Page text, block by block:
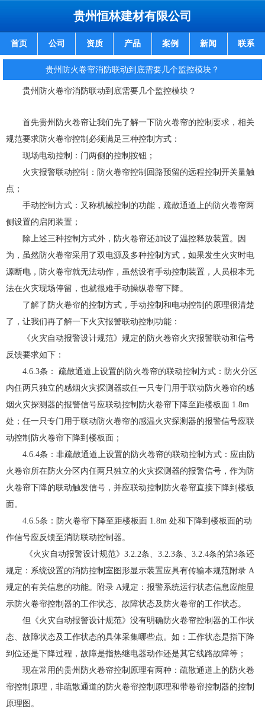
贵州恒林建材有限公司
首页 公司 资质 产品 案例 新闻 联系
贵州防火卷帘消防联动到底需要几个监控模块？
贵州防火卷帘消防联动到底需要几个监控模块？
首先贵州防火卷帘让我们先了解一下防火卷帘的控制要求，相关
规范要求防火卷帘控制必须满足三种控制方式：
现场电动控制：门两侧的控制按钮；
火灾报警联动控制：防火卷帘控制回路预留的远程控制开关量触
点；
手动控制方式：又称机械控制的功能，疏散通道上的防火卷帘两
侧设置的启闭装置；
除上述三种控制方式外，防火卷帘还加设了温控释放装置。因
为，虽然防火卷帘采用了双电源及多种控制方式，如果发生火灾时电
源断电，防火卷帘就无法动作，虽然设有手动控制装置，人员根本无
法在火灾现场停留，也就很难手动操纵卷帘下降。
了解了防火卷帘的控制方式，手动控制和电动控制的原理很清楚
了，让我们再了解一下火灾报警联动控制功能：
《火灾自动报警设计规范》规定的防火卷帘火灾报警联动和信号
反馈要求如下：
4.6.3条： 疏散通道上设置的防火卷帘的联动控制方式：防火分区
内任两只独立的感烟火灾探测器或任一只专门用于联动防火卷帘的感
烟火灾探测器的报警信号应联动控制防火卷帘下降至距楼板面 1.8m
处；任一只专门用于联动防火卷帘的感温火灾探测器的报警信号应联
动控制防火卷帘下降到楼板面；
4.6.4条：非疏散通道上设置的防火卷帘的联动控制方式：应由防
火卷帘所在防火分区内任两只独立的火灾探测器的报警信号，作为防
火卷帘下降的联动触发信号，并应联动控制防火卷帘直接下降到楼板
面。
4.6.5条：防火卷帘下降至距楼板面 1.8m 处和下降到楼板面的动
作信号应反馈至消防联动控制器。
《火灾自动报警设计规范》3.2.2条、3.2.3条、3.2.4条的第3条还
规定：系统设置的消防控制室图形显示装置应具有传输本规范附录 A
规定的有关信息的功能。附录 A规定：报警系统运行状态信息应能显
示防火卷帘控制器的工作状态、故障状态及防火卷帘的工作状态。
但《火灾自动报警设计规范》没有明确防火卷帘控制器的工作状
态、故障状态及工作状态的具体采集哪些点。如：工作状态是指下降
到位还是下降过程，故障是指热继电器动作还是其它线路故障等；
现在常用的贵州防火卷帘控制原理有两种：疏散通道上的防火卷
帘控制原理，非疏散通道的防火卷帘控制原理和带卷帘控制器的控制
原理图。